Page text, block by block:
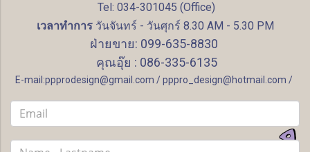
Tel: 034-301045 (Office)
เวลาทำการวันจันทร์ - วันศุกร์ 8.30 AM - 5.30 PM
ฝ่ายขาย: 099-635-8830
คุณอุ๊ย : 086-335-6135
E-mail:ppprodesign@gmail.com / pppro_design@hotmail.com /